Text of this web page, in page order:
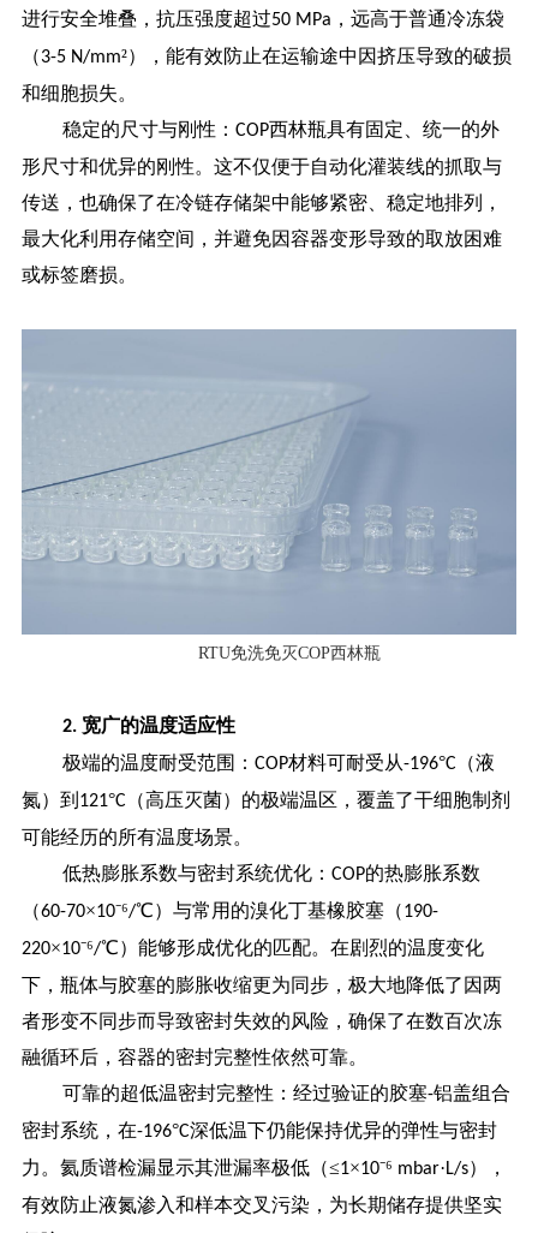
进行安全堆叠，抗压强度超过50 MPa ，远高于普通冷冻袋
（3-5 N/mm²），能有效防止在运输途中因挤压导致的破损
和细胞损失。
稳定的尺寸与刚性： COP西林瓶具有固定、统一的外
形尺寸和优异的刚性。这不仅便于自动化灌装线的抓取与
传送，也确保了在冷链存储架中能够紧密、稳定地排列，
最大化利用存储空间，并避免因容器变形导致的取放困难
或标签磨损。
RTU免洗免灭COP西林瓶
2. 宽广的温度适应性
极端的温度耐受范围： COP材料可耐受从-196°C （液
氮）到 121°C （高压灭菌）的极端温区，覆盖了干细胞制剂
可能经历的所有温度场景。
低热膨胀系数与密封系统优化： COP的热膨胀系数
（60-70×10⁻⁶/℃）与常用的溴化丁基橡胶塞（190-
220×10⁻⁶/℃）能够形成优化的匹配。在剧烈的温度变化
下，瓶体与胶塞的膨胀收缩更为同步，极大地降低了因两
者形变不同步而导致密封失效的风险，确保了在数百次冻
融循环后，容器的密封完整性依然可靠。
可靠的超低温密封完整性：经过验证的胶塞-铝盖组合
密封系统，在-196°C深低温下仍能保持优异的弹性与密封
力。氦质谱检漏显示其泄漏率极低（≤1×10⁻⁶ mbar·L/s），
有效防止液氮渗入和样本交叉污染，为长期储存提供坚实